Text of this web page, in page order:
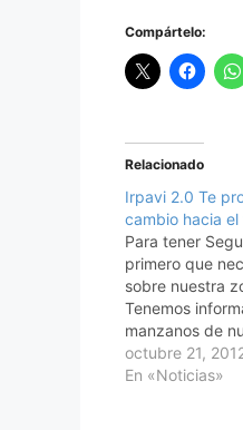
Compártelo:
Relacionado
Irpavi 2.0 Te
cambio hacia
Para tener
primero que
sobre nuestra
Tenemos
manzanos de
contamos con
Importante
octubre 21,
En «Noticias»